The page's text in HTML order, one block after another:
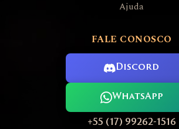
Ajuda
FALE CONOSCO
Discord
WhatsApp
+55 (17) 99262-1516